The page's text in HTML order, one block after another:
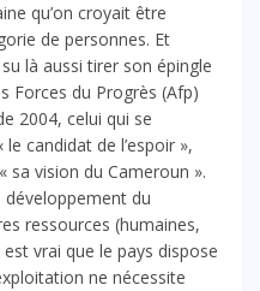
qu’on croyait être
de personnes. Et
là aussi tirer son épingle
Forces du Progrès (Afp)
2004, celui qui se
candidat de l’espoir »,
sa vision du Cameroun ».
développement du
ressources (humaines,
vrai que le pays dispose
ne nécessite